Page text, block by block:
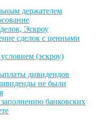
держателем
Эскроу
сделок с ценными
(эскроу)
дивидендов
не были
банковских